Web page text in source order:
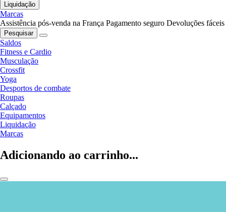
Liquidação
Marcas
Assistência pós-venda na França Pagamento seguro Devoluções fáceis
Pesquisar
Saldos
Fitness e Cardio
Musculação
Crossfit
Yoga
Desportos de combate
Roupas
Calçado
Equipamentos
Liquidação
Marcas
Adicionando ao carrinho...